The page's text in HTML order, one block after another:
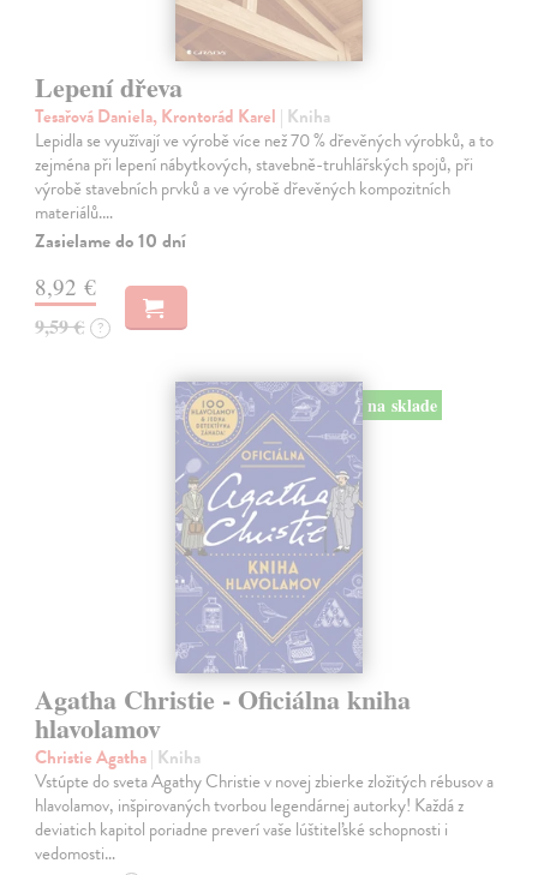
Lepení dřeva
Tesařová Daniela, Krontorád Karel | Kniha
Lepidla se využívají ve výrobě více než 70 % dřevěných výrobků, a to
zejména při lepení nábytkových, stavebně-truhlářských spojů, při
výrobě stavebních prvků a ve výrobě dřevěných kompozitních
materiálů.…
Zasielame do 10 dní
8,92 €
9,59 € ?
na sklade
Agatha Christie - Oficiálna kniha
hlavolamov
Christie Agatha| Kniha
Vstúpte do sveta Agathy Christie v novej zbierke zložitých rébusov a
hlavolamov, inšpirovaných tvorbou legendárnej autorky! Každá z
deviatich kapitol poriadne preverí vaše lúštiteľské schopnosti i
vedomosti…